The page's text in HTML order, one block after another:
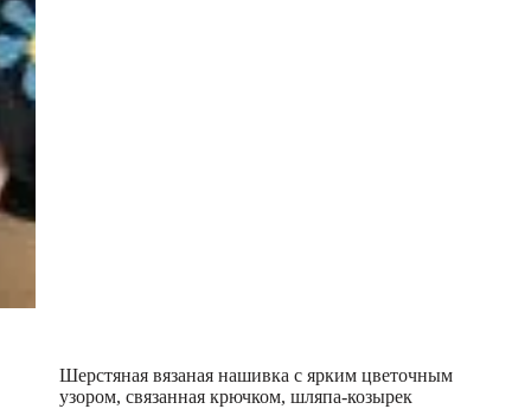
Шерстяная вязаная нашивка с ярким цветочным
узором, связанная крючком, шляпа-козырек